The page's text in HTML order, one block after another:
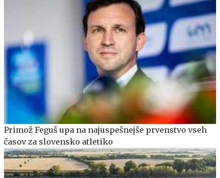
Primož Feguš upa na najuspešnejše prvenstvo vseh
časov za slovensko atletiko